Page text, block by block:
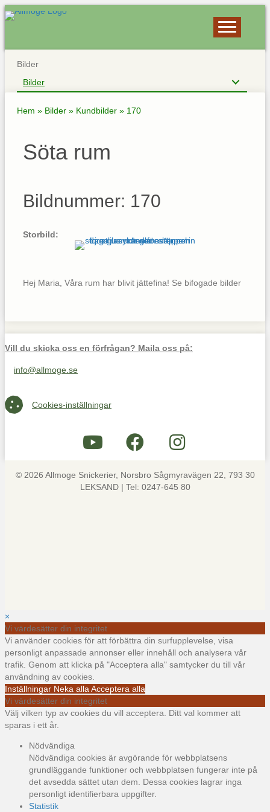
Bilder
Bilder
Hem » Bilder » Kundbilder » 170
Söta rum
Bildnummer: 170
Storbild:
Hej Maria, Våra rum har blivit jättefina! Se bifogade bilder
Vill du skicka oss en förfrågan? Maila oss på:
Maila oss på info@allmoge.se
info@allmoge.se
Cookies-inställningar
Cookies-inställningar
© 2026 Allmoge Snickerier, Norsbro Sågmyravägen 22, 793 30
LEKSAND | Tel: 0247-645 80
×
Vi värdesätter din integritet
Vi använder cookies för att förbättra din surfupplevelse, visa
personligt anpassade annonser eller innehåll och analysera vår
trafik. Genom att klicka på "Acceptera alla" samtycker du till vår
användning av cookies.
Inställningar Neka alla Acceptera alla
Vi värdesätter din integritet
Välj vilken typ av cookies du vill acceptera. Ditt val kommer att
sparas i ett år.
Nödvändiga
Nödvändiga cookies är avgörande för webbplatsens
grundläggande funktioner och webbplatsen fungerar inte på
det avsedda sättet utan dem. Dessa cookies lagrar inga
personligt identifierbara uppgifter.
Statistik